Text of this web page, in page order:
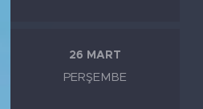
26 MART
PERŞEMBE